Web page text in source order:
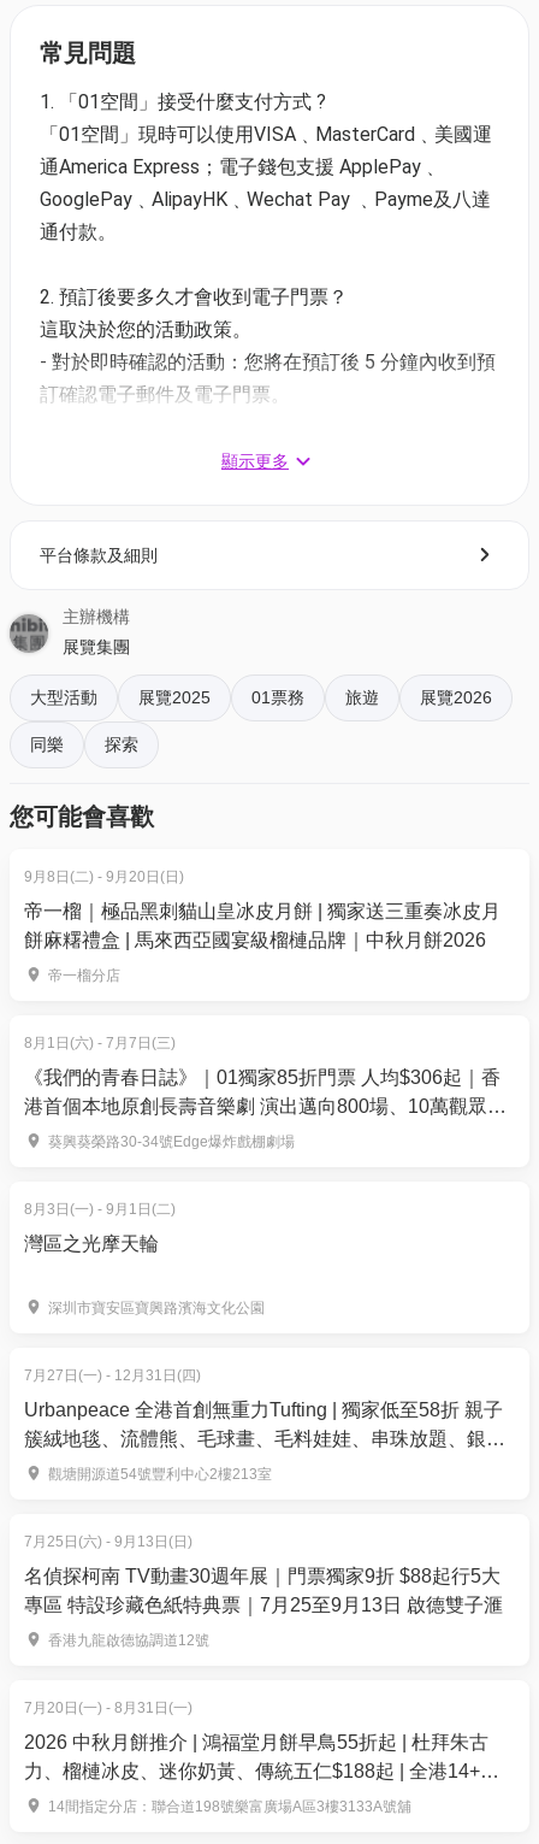
展覽地點：
仔站A5出入口）
展覽日期：2026年1月29日至2月1日（星期四至日）
門票時間：11:00am-8:00pm （每日閉館前30分鐘停
止發售/換領入場券及停止公眾人士入場）
門票價錢:$30
焦點活動
有機會獲得旅遊SIM卡（數量有限，派完即止）
互動遊戲「推喼王大賽」
趣。
博覽會將首次舉辦「旅．攝．展」，展示來自不同
攝影師及旅遊愛好者的精彩作品
本次博覽會吸引了多家專業旅遊機構及觀光局參展
（排名不分先後），包括KKday、呼倫貝爾文旅局、澳
港辦事處、泰國政府旅遊局（香港）以及日本的熊本
同時，還有眾多旅行社及品牌（排名不分先後）參
與，包括東瀛遊、縱橫遊、永安旅遊、翠明假期、尊
遊、專業旅運、DeWonder Travel、新怡旅遊、中國旅
行社、大航假期、無待壯遊、食玩假期、新華旅遊、
美味假期、Travel Resources Limited、始運旅遊等，
同時更得到本地商界的鼎力支持，包括Mastercard、
動香港作為亞太區旅遊樞紐的發展潛力。
香港電視購物網絡有限公司將再次參展，現場人士透
喜回贈。同時，全球知名行李箱品牌 Samsonite將首
用的旅遊裝備，全面滿足旅行愛好者的需求。
現場活動內容豐富多樣，包括50多場旅遊專題講座及
表演，此外，全新互動遊戲「推喼王大賽」將首次登
度。博覽會預計送出超過5,700份禮品，總值逾港幣30
萬。入場人士更有機會獲得免費旅遊SIM卡（＊受條款
及細則約束）。大會亦將於1月31日及2月1日下午3時
舉辦吉祥物巡遊，與現場觀眾互動，營造節慶氣氛。
慶之旅・定格當下」為主題，展出多位攝影師及旅遊
愛好者的精彩作品，帶領觀眾感受世界各地的節慶文
化與歡樂氛圍，啟發更多旅遊靈感。
今年，大會更特別與《明報》合作推出 「遊學團探索
常見問題
1. 「01空間」接受什麼支付方式 ?
「01空間」現時可以使用VISA﹑MasterCard﹑美國運
通America Express；電子錢包支援 ApplePay﹑
GooglePay﹑AlipayHK﹑Wechat Pay ﹑Payme及八達
通付款。
2. 預訂後要多久才會收到電子門票？
這取決於您的活動政策。
- 對於即時確認的活動：您將在預訂後 5 分鐘內收到預
訂確認電子郵件及電子門票。
1 - 3 個工作天內發送到您所登記的電郵地址。
- 會員可以下載《香港01》流動應用程式(APP) ，並以
按「門票」> 點擊相關活動電子門票；
- 透過訂單電郵內按「查看電子票」連結; 部份活動設
有電子門票附件(PDF)。
4. 我預訂了活動，但還沒收到確認電郵，該怎樣辦？
01space@hk01.com 與我們聯絡。
5. 下單後，我可以修改訂單或申請退款嗎？
訂單確認後，不設修改及退款，如需更多協助，請電
郵到 01space@hk01.com。
於「01空間」購票，每消費$1即可賺取1「01積
分」。揀啱心水活動，以100分扣減$1購買門票。玩完
再賺，賺完再買、再食、再玩！
顯示更多
平台條款及細則
主辦機構
展覽集團
大型活動 展覽2025 01票務 旅遊 展覽2026
同樂 探索
您可能會喜歡
9月8日(二) - 9月20日(日)
帝一榴｜極品黑刺貓山皇冰皮月餅 | 獨家送三重奏冰皮月
餅麻糬禮盒 | 馬來西亞國宴級榴槤品牌｜中秋月餅2026
帝一榴分店
8月1日(六) - 7月7日(三)
《我們的青春日誌》｜01獨家85折門票 人均$306起｜香
港首個本地原創長壽音樂劇 演出邁向800場、10萬觀眾入
場｜爆炸戲棚劇場
葵興葵榮路30-34號Edge爆炸戲棚劇場
8月3日(一) - 9月1日(二)
灣區之光摩天輪
深圳市寶安區寶興路濱海文化公園
7月27日(一) - 12月31日(四)
Urbanpeace 全港首創無重力Tufting | 獨家低至58折 親子
簇絨地毯、流體熊、毛球畫、毛料娃娃、串珠放題、銀戒
指製作 | 觀塘
觀塘開源道54號豐利中心2樓213室
7月25日(六) - 9月13日(日)
名偵探柯南 TV動畫30週年展｜門票獨家9折 $88起行5大
專區 特設珍藏色紙特典票｜7月25至9月13日 啟德雙子滙
香港九龍啟德協調道12號
7月20日(一) - 8月31日(一)
2026 中秋月餅推介 | 鴻福堂月餅早鳥55折起 | 杜拜朱古
力、榴槤冰皮、迷你奶黃、傳統五仁$188起 | 全港14+分
店換領
14間指定分店：聯合道198號樂富廣場A區3樓3133A號舖